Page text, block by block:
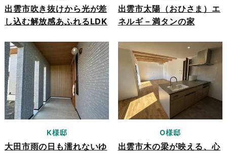
出雲市吹き抜けから光が差
し込む解放感あふれるLDK
出雲市太陽（おひさま）エ
ネルギ－満タンの家
K様邸
大田市雨の日も濡れないゆ
O様邸
出雲市木の梁が映える、心